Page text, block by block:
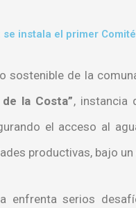
instala el primer
sostenible de la
la Costa”, instancia
el acceso al
productivas, bajo
enfrenta serios